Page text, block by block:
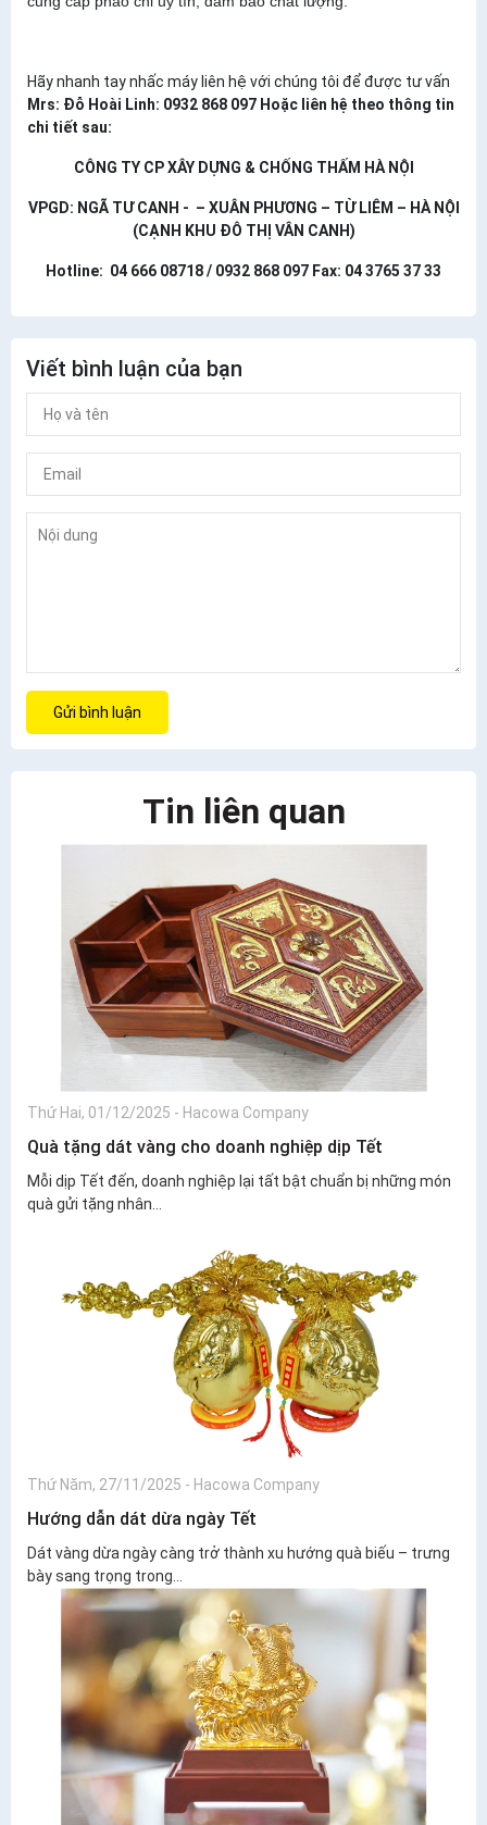
Hãy nhanh tay nhấc máy liên hệ với chúng tôi để được tư vấn
Mrs: Đỗ Hoài Linh: 0932 868 097 Hoặc liên hệ theo thông tin
chi tiết sau:
CÔNG TY CP XÂY DỰNG & CHỐNG THẤM HÀ NỘI
VPGD: NGÃ TƯ CANH - – XUÂN PHƯƠNG – TỪ LIÊM – HÀ NỘI
(CẠNH KHU ĐÔ THỊ VÂN CANH)
Hotline: 04 666 08718 / 0932 868 097 Fax: 04 3765 37 33
Viết bình luận của bạn
Gửi bình luận
Tin liên quan
Thứ Hai, 01/12/2025 - Hacowa Company
Quà tặng dát vàng cho doanh nghiệp dịp Tết
Mỗi dịp Tết đến, doanh nghiệp lại tất bật chuẩn bị những món
quà gửi tặng nhân...
Thứ Năm, 27/11/2025 - Hacowa Company
Hướng dẫn dát dừa ngày Tết
Dát vàng dừa ngày càng trở thành xu hướng quà biếu – trưng
bày sang trọng trong...